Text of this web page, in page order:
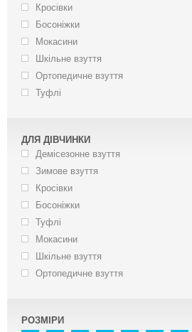
Кросівки
Босоніжки
Мокасини
Шкільне взуття
Ортопедичне взуття
Туфлі
ДЛЯ ДІВЧИНКИ
Демісезонне взуття
Зимове взуття
Кросівки
Босоніжки
Туфлі
Мокасини
Шкільне взуття
Ортопедичне взуття
РОЗМІРИ